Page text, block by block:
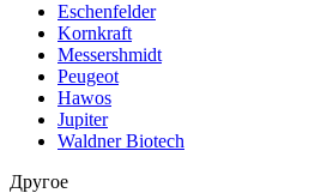
Eschenfelder
Kornkraft
Messershmidt
Peugeot
Hawos
Jupiter
Waldner Biotech
Другое